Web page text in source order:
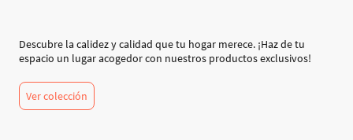
Descubre la calidez y calidad que tu hogar merece. ¡Haz de tu
espacio un lugar acogedor con nuestros productos exclusivos!
Ver colección